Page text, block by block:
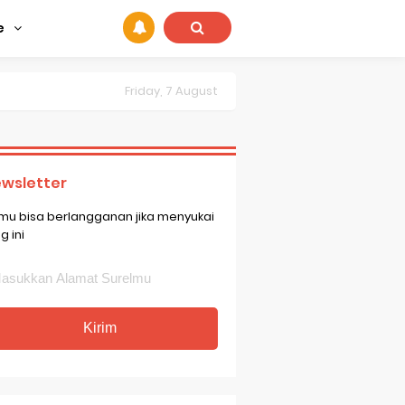
Friday, 7 August
bisa berlangganan jika menyukai
ini